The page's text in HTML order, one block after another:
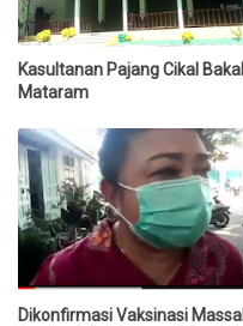
Kasultanan Pajang Cikal Bakal
Mataram
Dikonfirmasi Vaksinasi Massal